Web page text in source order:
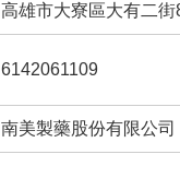
高雄市大寮區大有二街
6142061109
南美製藥股份有限公司